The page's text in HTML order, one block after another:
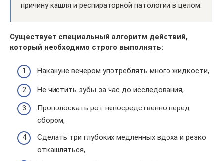
причину кашля и респираторной патологии в целом.
Существует специальный алгоритм действий,
который необходимо строго выполнять:
Накануне вечером употреблять много жидкости,
Не чистить зубы за час до исследования,
Прополоскать рот непосредственно перед
сбором,
Сделать три глубоких медленных вдоха и резко
откашляться,